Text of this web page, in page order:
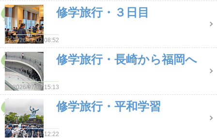
修学旅行・３日目
2026/07/02 08:52
修学旅行・長崎から福岡へ
2026/07/01 15:13
修学旅行・平和学習
2026/07/01 12:22